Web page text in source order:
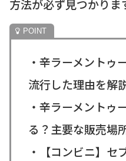
方法が必ず見つかりま
・辛ラーメントゥ
流行した理由を解
・辛ラーメントゥ
る？主要な販売場
・【コンビニ】セ